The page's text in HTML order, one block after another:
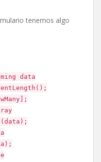
tenemos algo
data